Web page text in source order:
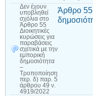
Δεν έχουν
υποβληθεί
σχόλια στο
Άρθρο 55
Διοικητικές
κυρώσεις για
παραβάσεις
σχετικά με την
εμπορική
δημοσιότητα
–
Τροποποίηση
περ. δ) παρ. 5
άρθρου 49 ν.
4919/2022
Άρθρο 55